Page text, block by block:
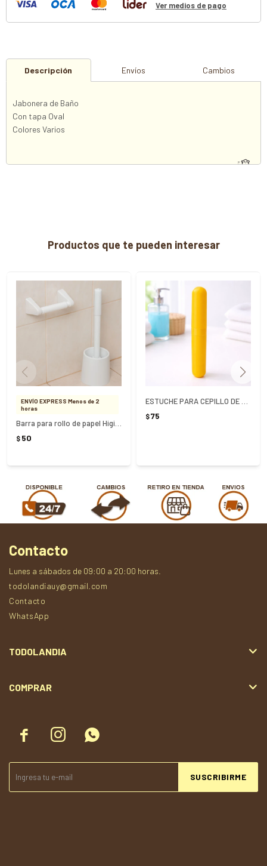
Ver medios de pago
Descripción Envíos Cambios
Jabonera de Baño
Con tapa Oval
Colores Varios
Productos que te pueden interesar
ENVÍO EXPRESS Menos de 2
horas
$ 50
$75
  
SUSCRIBIRME
Contacto
Lunes a sábados de 09:00 a 20:00 horas.
todolandiauy@gmail.com
Contacto
WhatsApp
TODOLANDIA
COMPRAR